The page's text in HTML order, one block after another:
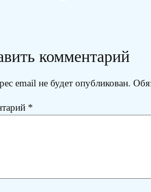
комментарий
email не будет опубликован.
*